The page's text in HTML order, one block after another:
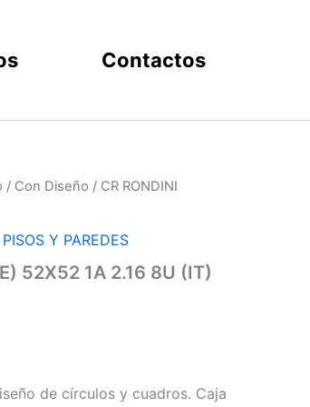
Contactos
/ Con Diseño / CR RONDINI
PISOS Y PAREDES
52X52 1A 2.16 8U (IT)
de círculos y cuadros. Caja